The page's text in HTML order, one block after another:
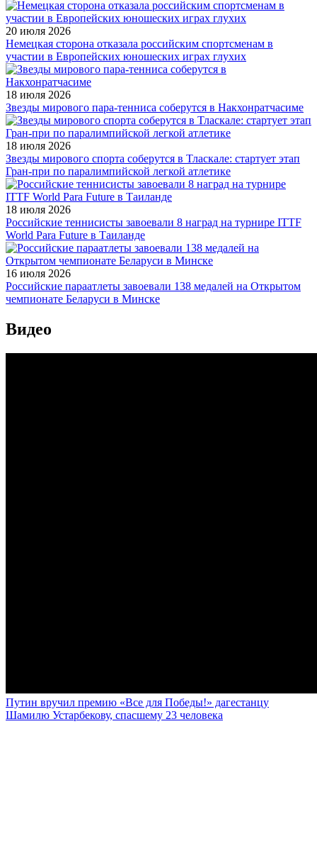
20 июля 2026
Немецкая сторона отказала российским спортсменам в
участии в Европейских юношеских играх глухих
18 июля 2026
Звезды мирового пара-тенниса соберутся в Накхонратчасиме
18 июля 2026
Звезды мирового спорта соберутся в Тласкале: стартует этап
Гран-при по паралимпийской легкой атлетике
18 июля 2026
Российские теннисисты завоевали 8 наград на турнире ITTF
World Para Future в Таиланде
16 июля 2026
Российские параатлеты завоевали 138 медалей на Открытом
чемпионате Беларуси в Минске
Видео
Путин вручил премию «Все для Победы!» дагестанцу
Шамилю Устарбекову, спасшему 23 человека